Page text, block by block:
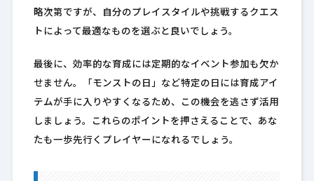
略次第ですが、自分のプレイスタイルや挑戦するクエス
トによって最適なものを選ぶと良いでしょう。
最後に、効率的な育成には定期的なイベント参加も欠か
せません。「モンストの日」など特定の日には育成アイ
テムが手に入りやすくなるため、この機会を逃さず活用
しましょう。これらのポイントを押さえることで、あな
たも一歩先行くプレイヤーになれるでしょう。